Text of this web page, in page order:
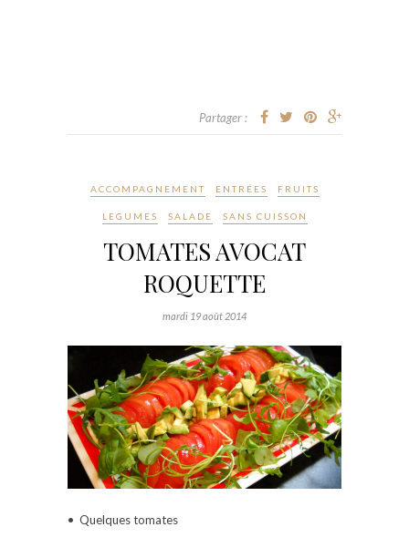
Partager :
ACCOMPAGNEMENT ENTRÉES FRUITS
LEGUMES SALADE SANS CUISSON
TOMATES AVOCAT
ROQUETTE
mardi 19 août 2014
• Quelques tomates